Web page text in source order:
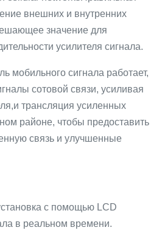
внешних и внутренних
значение для
усилителя сигнала.
мобильного сигнала работает,
сотовой связи, усиливая
трансляция усиленных
районе, чтобы предоставить
связь и улучшенные
с помощью LCD
в реальном времени.